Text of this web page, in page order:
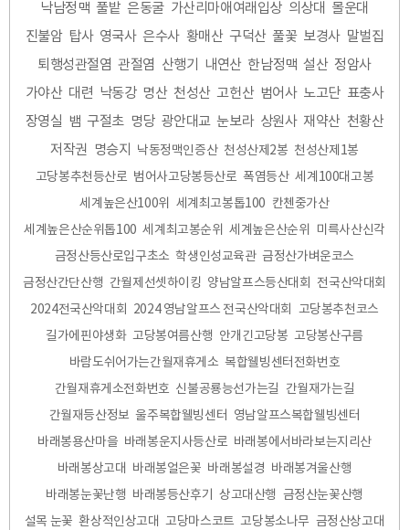
낙남정맥 풀밭 은동굴 가산리마애여래입상 의상대 몰운대
진불암 탑사 영국사 은수사 황매산 구덕산 풀꽃 보경사 말벌집
퇴행성관절염 관절염 산행기 내연산 한남정맥 설산 정암사
가야산 대련 낙동강 명산 천성산 고헌산 범어사 노고단 표충사
장영실 뱀 구절초 명당 광안대교 눈보라 상원사 재약산 천황산
저작권 명승지 낙동정맥인증산 천성산제2봉 천성산제1봉
고당봉추천등산로 범어사고당봉등산로 폭염등산 세계100대고봉
세계높은산100위
세계최고봉톱100 칸첸중가산
세계높은산순위톱100 세계최고봉순위 세계높은산순위
미륵사산신각
금정산등산로입구초소 학생인성교육관 금정산가벼운코스
금정산간단산행 간월제선셋하이킹 양남알프스등산대회
전국산악대회
2024전국산악대회
2024 영남알프스 전국산악대회
고당봉추천코스
길가에핀야생화 고당봉여름산행 안개긴고당봉 고당봉산구름
바람도쉬어가는간월재휴게소 복합웰빙센터전화번호
간월재휴게소전화번호 신불공룡능선가는길
간월재가는길
간월재등산정보 울주복합웰빙센터
영남알프스복합웰빙센터
바래봉용산마을 바래봉운지사등산로 바래봉에서바라보는지리산
바래봉상고대
바래봉얼은꽃 바래봉설경 바래봉겨울산행
바래봉눈꽃난행 바래봉등산후기 상고대산행 금정산눈꽃산행
설목 눈꽃 환상적인상고대 고당마스코트 고당봉소나무 금정산상고대